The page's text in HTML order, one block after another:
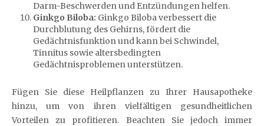
Darm-Beschwerden und Entzündungen helfen.
Ginkgo Biloba: Ginkgo Biloba verbessert die
Durchblutung des Gehirns, fördert die
Gedächtnisfunktion und kann bei Schwindel,
Tinnitus sowie altersbedingten
Gedächtnisproblemen unterstützen.
Fügen Sie diese Heilpflanzen zu Ihrer Hausapotheke
hinzu, um von ihren vielfältigen gesundheitlichen
Vorteilen zu profitieren. Beachten Sie jedoch immer